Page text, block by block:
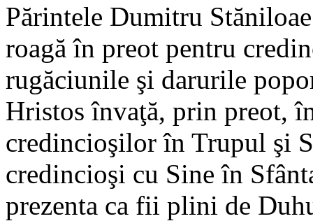
Părintele Dumitru
roagă în preot pentru
rugăciunile şi darurile
Hristos învaţă, prin preot,
credincioşilor în Trupul şi
credincioşi cu Sine în
prezenta ca fii plini de